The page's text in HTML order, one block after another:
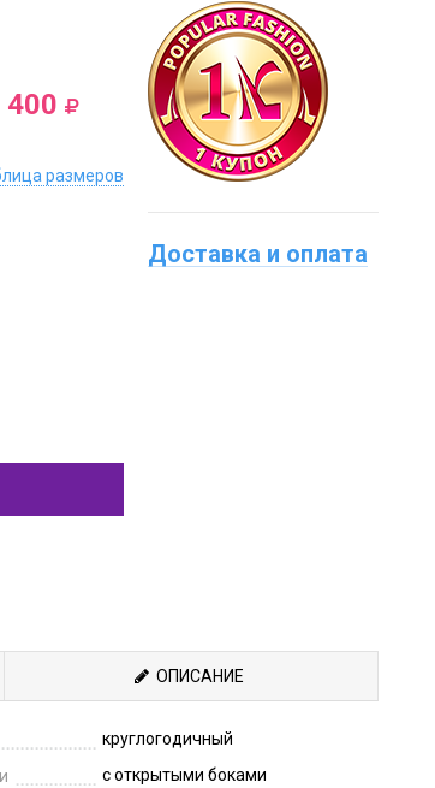
400
размеров
Доставка и оплата
ОПИСАНИЕ
круглогодичный
с открытыми боками